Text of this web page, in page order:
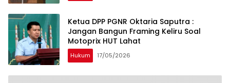
Ketua DPP PGNR Oktaria Saputra :
Jangan Bangun Framing Keliru Soal
Motoprix HUT Lahat
Hukum 17/05/2026